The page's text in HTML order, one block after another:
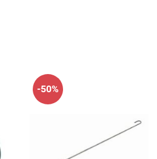
-50%